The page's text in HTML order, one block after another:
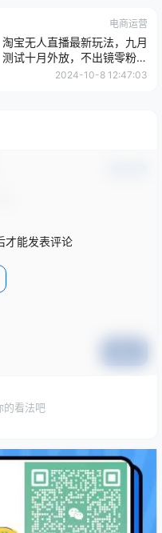
电商运营
淘宝无人直播最新玩法，九月
测试十月外放，不出镜零粉丝
零保证金，24小...
2024-10-8 12:47:03
才能发表评论
的看法吧